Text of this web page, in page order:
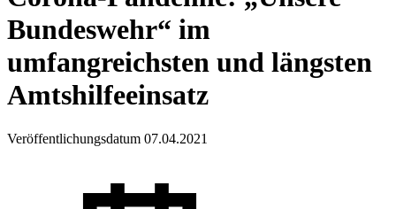
Bundeswehr“ im
umfangreichsten und längsten
Amtshilfeeinsatz
Veröffentlichungsdatum 07.04.2021